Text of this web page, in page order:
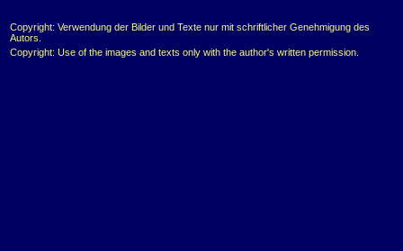
Copyright: Verwendung der Bilder und Texte nur mit schriftlicher Genehmigung des
Autors.
Copyright: Use of the images and texts only with the author's written permission.